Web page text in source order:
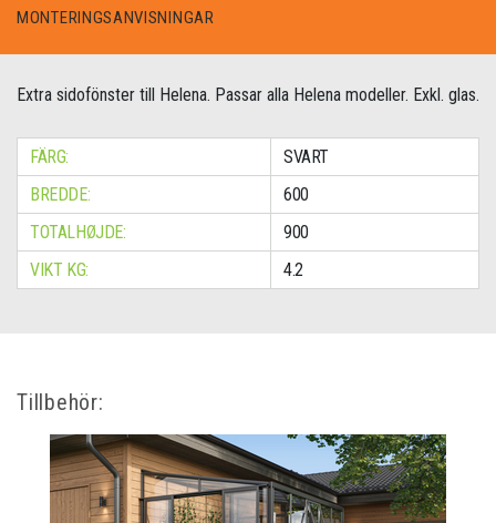
MONTERINGSANVISNINGAR
Extra sidofönster till Helena. Passar alla Helena modeller. Exkl. glas.
FÄRG:
SVART
BREDDE:
600
TOTALHØJDE:
900
VIKT KG:
4.2
Tillbehör: